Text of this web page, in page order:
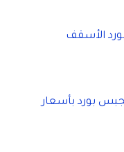
بورد الأسقف
بورد بأسعار